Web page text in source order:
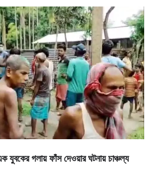
যুবকের গলায় ফাঁস দেওয়ার ঘটনায় চাঞ্চল্য